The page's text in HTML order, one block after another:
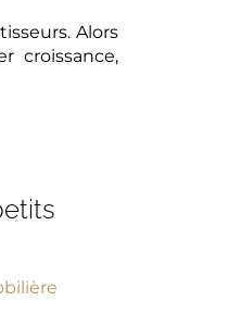
Alors
croissance,